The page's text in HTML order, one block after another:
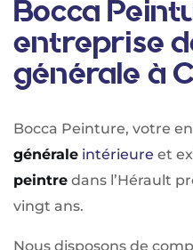
Bocca
entreprise
générale à
Bocca Peinture, votre
générale intérieure et
peintre dans l’Hérault
vingt ans.
Nous disposons de